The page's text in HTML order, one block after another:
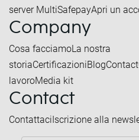
server MultiSafepayApri un
Company
Cosa facciamoLa nostra
storiaCertificazioniBlogContact
lavoroMedia kit
Contact
ContattaciIscrizione alla